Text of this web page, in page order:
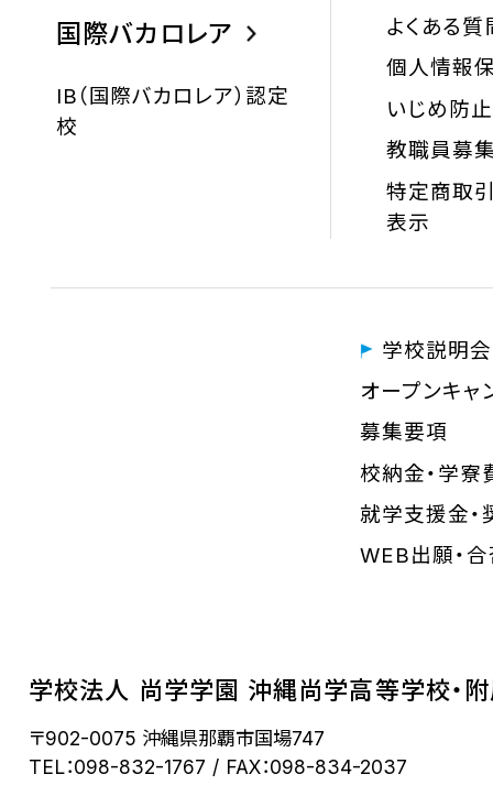
国際バカロレア
IB（国際バカロレア）認定
校
よくある質
個人情報
いじめ防
教職員募
特定商取
表示
学校説明会
オープンキャ
募集要項
校納金・学寮
就学支援金
WEB出願・
学校法人 尚学学園 沖縄尚学高等学校・
〒902-0075 沖縄県那覇市国場747
TEL：098-832-1767
FAX：098-834-2037